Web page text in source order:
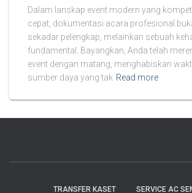
Dalam lanskap event modern yang
cepat, dokumentasi acara profesional
sekadar pelengkap, melainkan sebuah
fundamental. Bayangkan, Anda telah
event dengan matang, menghabiskan
sumber daya yang tak Read more
TRANSFER KASET SERVICE AC